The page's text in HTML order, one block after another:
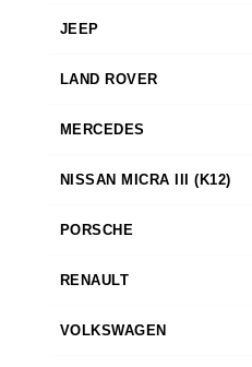
JEEP
LAND ROVER
MERCEDES
NISSAN MICRA III (K12)
PORSCHE
RENAULT
VOLKSWAGEN